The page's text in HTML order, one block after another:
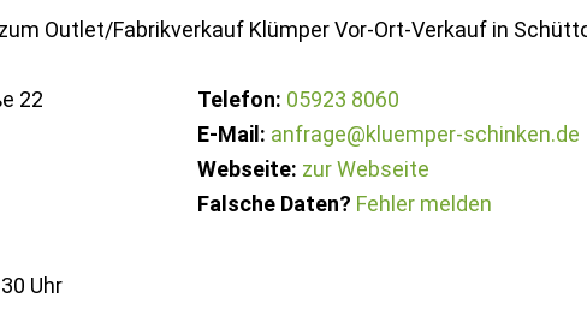
Outlet/Fabrikverkauf Klümper Vor-Ort-Verkauf in
22
Telefon: 05923 8060
E-Mail: anfrage@kluemper-schinken.de
Webseite: zur Webseite
Falsche Daten? Fehler melden
Uhr